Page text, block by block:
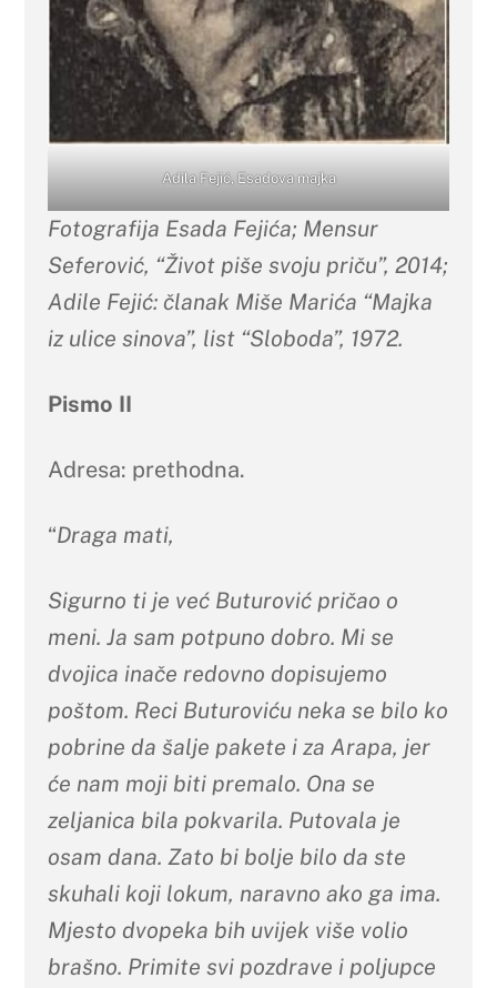
Adila Fejić, Esadova majka
Fotografija Esada Fejića; Mensur
Seferović, “Život piše svoju priču”, 2014;
Adile Fejić: članak Miše Marića “Majka
iz ulice sinova”, list “Sloboda”, 1972.
Pismo II
Adresa: prethodna.
“Draga mati,
Sigurno ti je već Buturović pričao o
meni. Ja sam potpuno dobro. Mi se
dvojica inače redovno dopisujemo
poštom. Reci Buturoviću neka se bilo ko
pobrine da šalje pakete i za Arapa, jer
će nam moji biti premalo. Ona se
zeljanica bila pokvarila. Putovala je
osam dana. Zato bi bolje bilo da ste
skuhali koji lokum, naravno ako ga ima.
Mjesto dvopeka bih uvijek više volio
brašno. Primite svi pozdrave i poljupce